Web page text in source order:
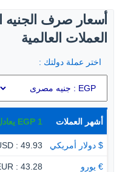
أسعار صرف الجنيه
العملات العالمية
اختر عملة دولتك :
أشهر العملات 1
EGP
$ دولار أمريكي 49.93 : USD
€ يورو 43.28 : EUR